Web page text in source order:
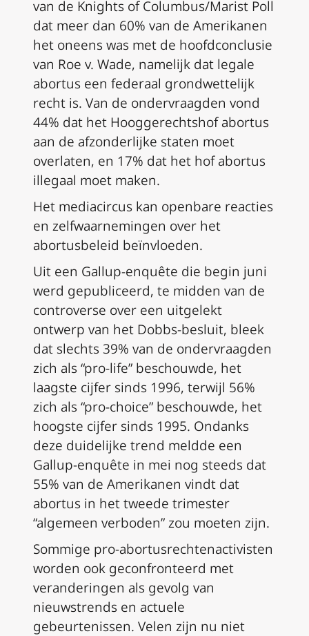
van de Knights of Columbus/Marist Poll
dat meer dan 60% van de Amerikanen
het oneens was met de hoofdconclusie
van Roe v. Wade, namelijk dat legale
abortus een federaal grondwettelijk
recht is. Van de ondervraagden vond
44% dat het Hooggerechtshof abortus
aan de afzonderlijke staten moet
overlaten, en 17% dat het hof abortus
illegaal moet maken.
Het mediacircus kan openbare reacties
en zelfwaarnemingen over het
abortusbeleid beïnvloeden.
Uit een Gallup-enquête die begin juni
werd gepubliceerd, te midden van de
controverse over een uitgelekt
ontwerp van het Dobbs-besluit, bleek
dat slechts 39% van de ondervraagden
zich als “pro-life” beschouwde, het
laagste cijfer sinds 1996, terwijl 56%
zich als “pro-choice” beschouwde, het
hoogste cijfer sinds 1995. Ondanks
deze duidelijke trend meldde een
Gallup-enquête in mei nog steeds dat
55% van de Amerikanen vindt dat
abortus in het tweede trimester
“algemeen verboden” zou moeten zijn.
Sommige pro-abortusrechtenactivisten
worden ook geconfronteerd met
veranderingen als gevolg van
nieuwstrends en actuele
gebeurtenissen. Velen zijn nu niet